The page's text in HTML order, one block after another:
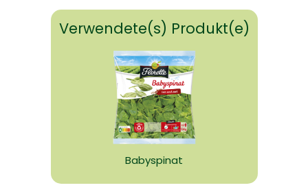
Verwendete(s) Produkt(e)
Babyspinat